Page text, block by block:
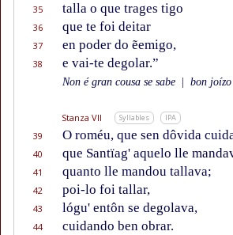
35
talla o que trages tigo
36
que te foi deitar
37
en poder do ẽemigo,
38
e vai-te degolar.”
Non é gran cousa se sabe
bon joízo
Stanza VII Syllables IPA
39 O roméu, que sen dôvida
40
que Santïag' aquelo lle
41
quanto lle mandou tallava;
42
poi-lo foi tallar,
43
lógu' entôn se degolava,
44
cuidando ben obrar.